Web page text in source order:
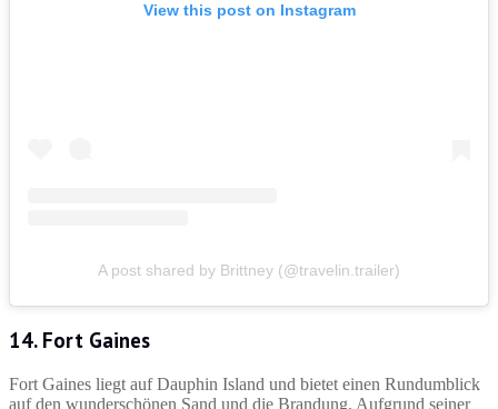
View this post on Instagram
A post shared by Brittney (@travelin.trailer)
14. Fort Gaines
Fort Gaines liegt auf Dauphin Island und bietet einen Rundumblick
auf den wunderschönen Sand und die Brandung. Aufgrund seiner